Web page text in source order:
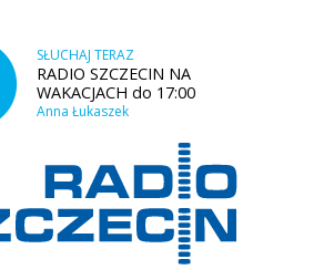
SŁUCHAJ TERAZ
RADIO SZCZECIN NA
WAKACJACH do 17:00
Anna Łukaszek